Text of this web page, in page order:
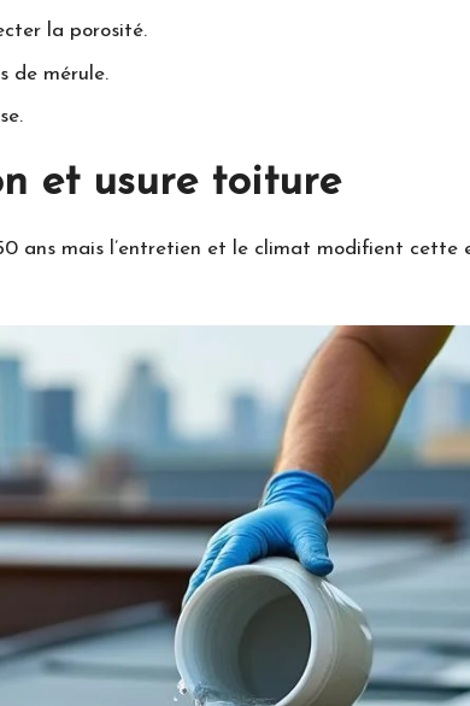
la porosité.
de mérule.
et usure toiture
ans mais l’entretien et le climat modifient cette